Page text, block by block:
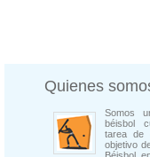
Quienes
Somos
béisbol
tarea de
objetivo